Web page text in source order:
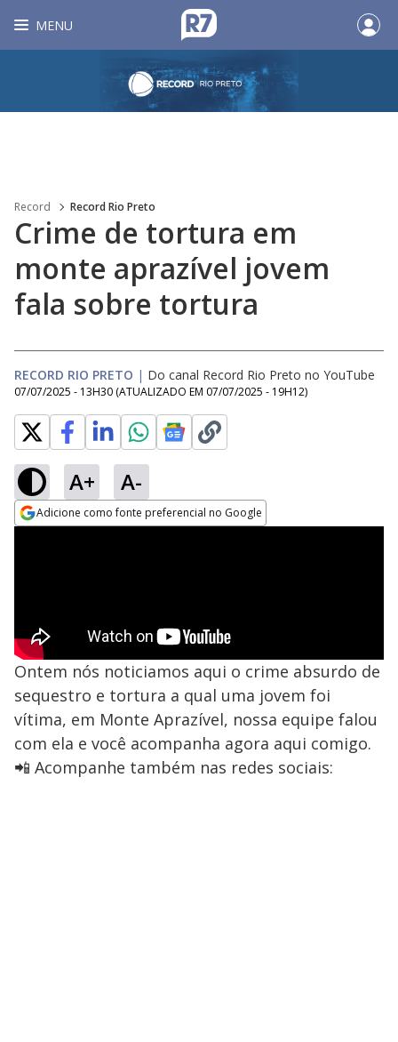
MENU
Record Record Rio Preto
Crime de tortura em
monte aprazível jovem
fala sobre tortura
RECORD RIO PRETO | Do canal Record Rio Preto no YouTube
07/07/2025 - 13H30 (ATUALIZADO EM 07/07/2025 - 19H12)
A+ A-
Adicione como fonte preferencial no Google
Ontem nós noticiamos aqui o crime absurdo de
sequestro e tortura a qual uma jovem foi
vítima, em Monte Aprazível, nossa equipe falou
com ela e você acompanha agora aqui comigo.
📲 Acompanhe também nas redes sociais: